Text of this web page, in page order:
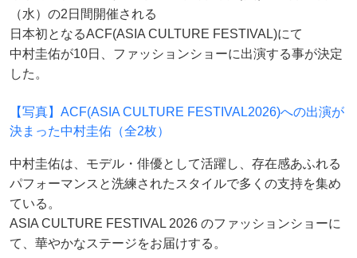
（水）の2日間開催される
日本初となるACF(ASIA CULTURE FESTIVAL)にて
中村圭佑が10日、ファッションショーに出演する事が決定
した。
【写真】ACF(ASIA CULTURE FESTIVAL2026)への出演が
決まった中村圭佑（全2枚）
中村圭佑は、モデル・俳優として活躍し、存在感あふれる
パフォーマンスと洗練されたスタイルで多くの支持を集め
ている。
ASIA CULTURE FESTIVAL 2026 のファッションショーに
て、華やかなステージをお届けする。